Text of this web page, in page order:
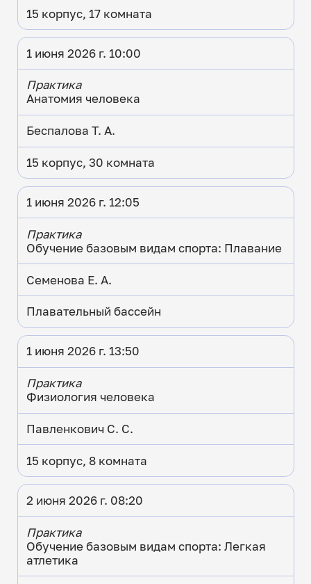
15 корпус, 17 комната
1 июня 2026 г. 10:00
Практика
Анатомия человека
Беспалова Т. А.
15 корпус, 30 комната
1 июня 2026 г. 12:05
Практика
Обучение базовым видам спорта: Плавание
Семенова Е. А.
Плавательный бассейн
1 июня 2026 г. 13:50
Практика
Физиология человека
Павленкович С. С.
15 корпус, 8 комната
2 июня 2026 г. 08:20
Практика
Обучение базовым видам спорта: Легкая
атлетика